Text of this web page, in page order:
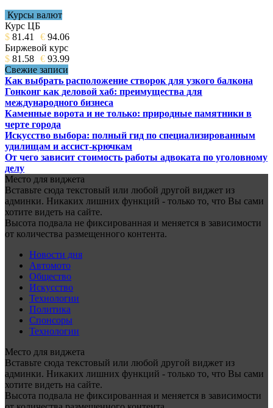
Курсы валют
Курс ЦБ
$ 81.41 € 94.06
Биржевой курс
$ 81.58 € 93.99
Свежие записи
Как выбрать расположение створок для узкого балкона
Гонконг как деловой хаб: преимущества для
международного бизнеса
Каменные ворота и не только: природные памятники в
черте города
Искусство выбора: полный гид по специализированным
удилищам и ассист-крючкам
От чего зависит стоимость работы адвоката по уголовному
делу
Место для виджета
Вставьте сюда текстовый или любой другой виджет из
админки. Никаких лишних функций - только то, что Вы сами
хотите видеть на сайте.
Высота подвала не фиксированная и меняется в зависимости
от количества размещенного контента.
Новости дня
Автомото
Общество
Искусство
Технологии
Политика
Спонсоры
Технологии
Место для виджета
Вставьте сюда текстовый или любой другой виджет из
админки. Никаких лишних функций - только то, что Вы сами
хотите видеть на сайте.
Высота подвала не фиксированная и меняется в зависимости